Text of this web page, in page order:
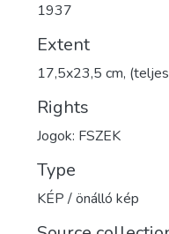
1937
Extent
17,5x23,5 cm,
Rights
Jogok: FSZEK
Type
KÉP / önálló kép